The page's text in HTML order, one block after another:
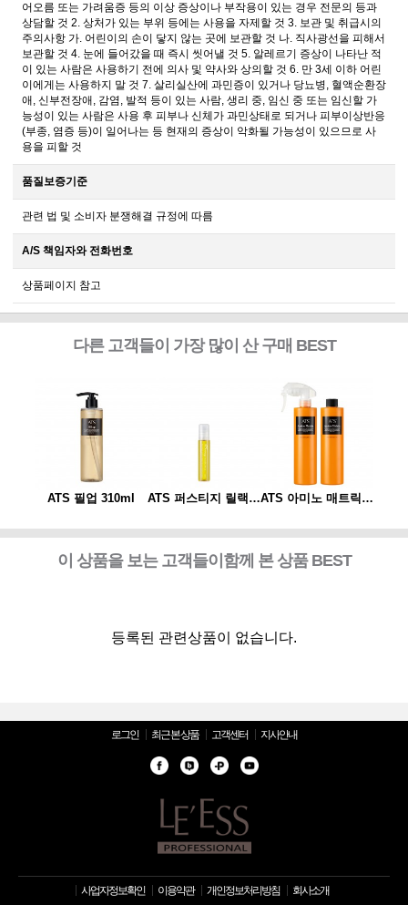
어오름 또는 가려움증 등의 이상 증상이나 부작용이 있는 경우 전문의 등과
상담할 것 2. 상처가 있는 부위 등에는 사용을 자제할 것 3. 보관 및 취급시의
주의사항 가. 어린이의 손이 닿지 않는 곳에 보관할 것 나. 직사광선을 피해서
보관할 것 4. 눈에 들어갔을 때 즉시 씻어낼 것 5. 알레르기 증상이 나타난 적
이 있는 사람은 사용하기 전에 의사 및 약사와 상의할 것 6. 만 3세 이하 어린
이에게는 사용하지 말 것 7. 살리실산에 과민증이 있거나 당뇨병, 혈액순환장
애, 신부전장애, 감염, 발적 등이 있는 사람, 생리 중, 임신 중 또는 임신할 가
능성이 있는 사람은 사용 후 피부나 신체가 과민상태로 되거나 피부이상반응
(부종, 염증 등)이 일어나는 등 현재의 증상이 악화될 가능성이 있으므로 사
용을 피할 것
품질보증기준
관련 법 및 소비자 분쟁해결 규정에 따름
A/S 책임자와 전화번호
상품페이지 참고
다른 고객들이 가장 많이 산 구매 BEST
ATS 필업 310ml ATS 퍼스티지 릴랙싱 스파오일 10ml ATS 아미노 매트릭스 310ml*2개 세트(스프레이 동봉)
이 상품을 보는 고객들이함께 본 상품 BEST
등록된 관련상품이 없습니다.
로그인 최근 본 상품 고객센터 지사안내
사업자정보확인 이용약관 개인정보처리방침 회사소개